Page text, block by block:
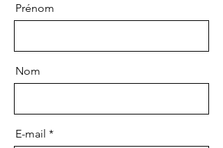
Prénom
Nom
E-mail